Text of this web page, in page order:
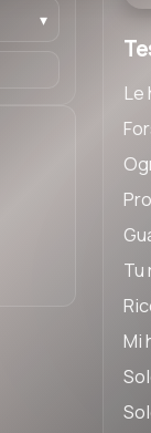
▾
Le
Tu
Mi